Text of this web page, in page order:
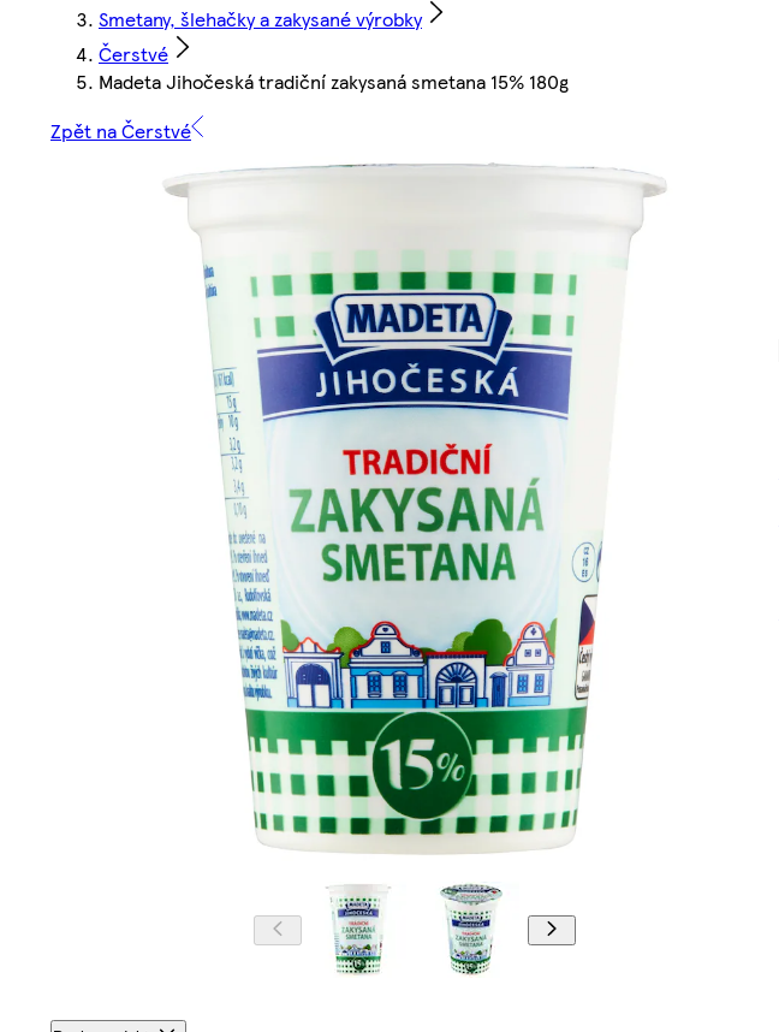
Smetany, šlehačky a zakysané výrobky
Čerstvé
Madeta Jihočeská tradiční zakysaná smetana 15% 180g
Zpět na Čerstvé